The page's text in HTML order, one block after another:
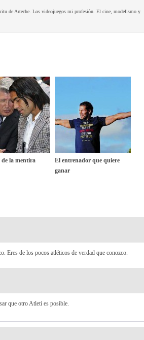
de Arteche. Los videojuegos mi profesión. El cine, modelismo y
de la mentira
El entrenador que quiere
ganar
Eres de los pocos atléticos de verdad que conozco.
que otro Atleti es posible.